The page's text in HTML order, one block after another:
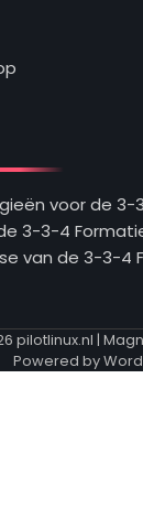
voor de 3-
3-3-4
van de 3-3-4
pilotlinux.nl |
Powered by